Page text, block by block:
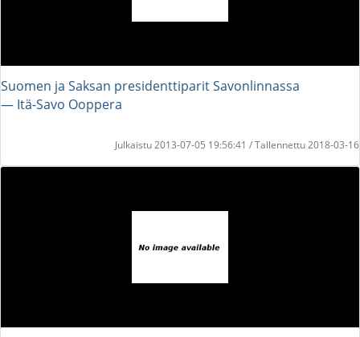
Suomen ja Saksan presidenttiparit Savonlinnassa
― Itä-Savo Ooppera
Julkaistu 2013-07-05 19:56:41 / Tallennettu 2018-03-16